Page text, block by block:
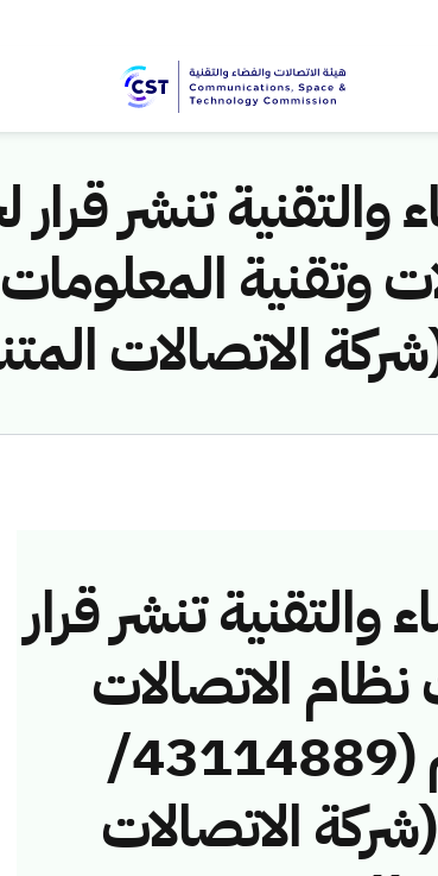
تنشر قرار
والتقنية تنشر قرار
الاتصالات
وتقنية المعلومات رقم (43114889/
(شركة الاتصالات